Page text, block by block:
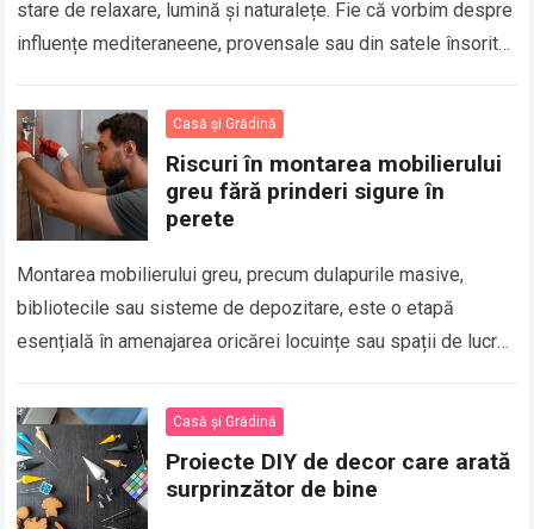
stare de relaxare, lumină și naturalețe. Fie că vorbim despre
influențe mediteraneene, provensale sau din satele însorite
Casă și Grădină
Riscuri în montarea mobilierului
greu fără prinderi sigure în
perete
Montarea mobilierului greu, precum dulapurile masive,
bibliotecile sau sisteme de depozitare, este o etapă
esențială în amenajarea oricărei locuințe sau spații de lucru.
Casă și Grădină
Proiecte DIY de decor care arată
surprinzător de bine